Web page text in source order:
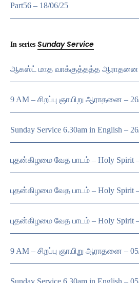
Part56 – 18/06/25
In series Sunday Service
ஆகஸ்ட் மாத வாக்குத்தத்த ஆராதனை
9 AM – சிறப்பு ஞாயிறு ஆராதனை –
Sunday Service 6.30am in English –
புதன்கிழமை வேத பாடம் – Holy Spirit
புதன்கிழமை வேத பாடம் – Holy Spirit
புதன்கிழமை வேத பாடம் – Holy Spirit
9 AM – சிறப்பு ஞாயிறு ஆராதனை –
Sunday Service 6.30am in English –